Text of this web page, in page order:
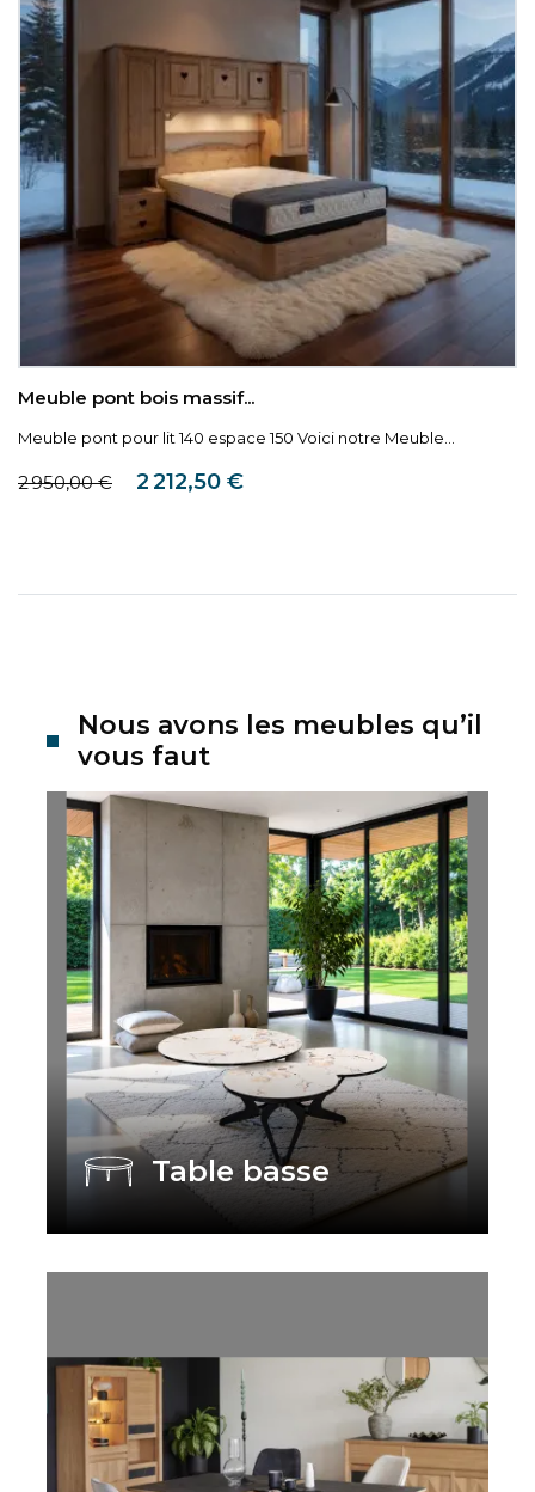
Meuble pont bois massif...
Meuble pont pour lit 140 espace 150 Voici notre Meuble...
Prix de base
2 950,00 € Prix2 212,50 €
Nous avons les meubles qu’il
vous faut
Table basse